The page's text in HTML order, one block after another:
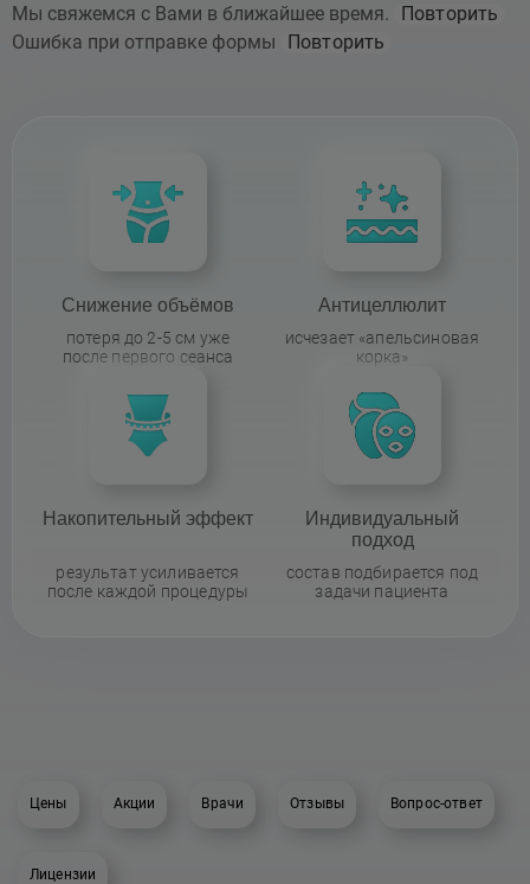
Мы свяжемся с Вами в ближайшее время.
Повторить
Ошибка при отправке формы
Повторить
Снижение объёмов
потеря до 2-5 см уже
после первого сеанса
Антицеллюлит
исчезает «апельсиновая
корка»
Накопительный эффект
результат усиливается
после каждой процедуры
Индивидуальный
подход
состав подбирается под
задачи пациента
Цены Акции Врачи Отзывы Вопрос-ответ
Лицензии